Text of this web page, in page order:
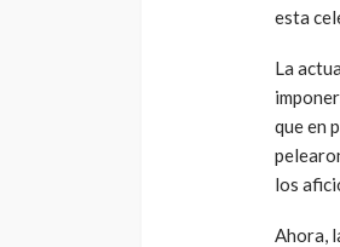
esta
La
que en
los
Ahora,